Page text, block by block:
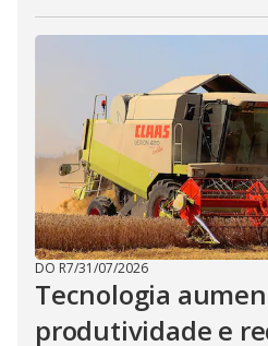
DO R7/31/07/2026
Tecnologia
produtividade e